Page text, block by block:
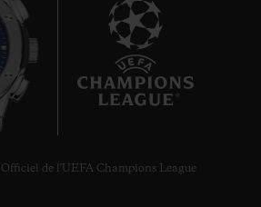
de l'UEFA Champions League